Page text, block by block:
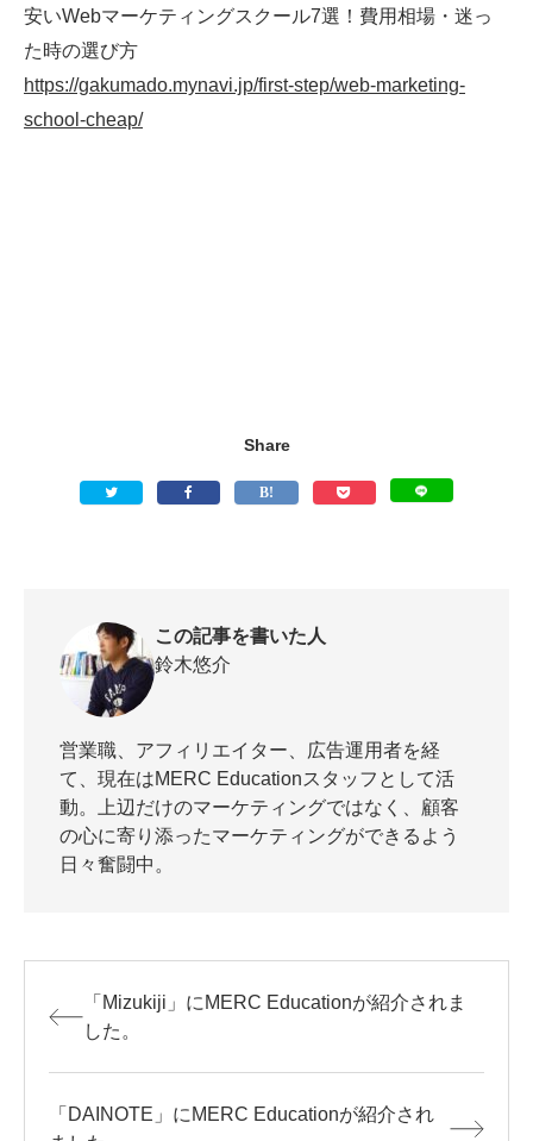
安いWebマーケティングスクール7選！費用相場・迷っ
た時の選び方
https://gakumado.mynavi.jp/first-step/web-marketing-
school-cheap/
Share
この記事を書いた人
鈴木悠介
営業職、アフィリエイター、広告運用者を経
て、現在はMERC Educationスタッフとして活
動。上辺だけのマーケティングではなく、顧客
の心に寄り添ったマーケティングができるよう
日々奮闘中。
「Mizukiji」にMERC Educationが紹介されま
した。
「DAINOTE」にMERC Educationが紹介され